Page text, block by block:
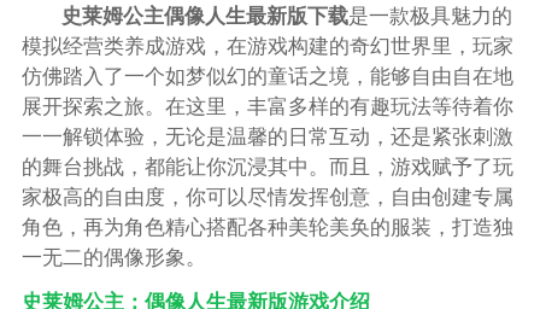
史莱姆公主偶像人生最新版下载是一款极具魅力的
模拟经营类养成游戏，在游戏构建的奇幻世界里，玩家
仿佛踏入了一个如梦似幻的童话之境，能够自由自在地
展开探索之旅。在这里，丰富多样的有趣玩法等待着你
一一解锁体验，无论是温馨的日常互动，还是紧张刺激
的舞台挑战，都能让你沉浸其中。而且，游戏赋予了玩
家极高的自由度，你可以尽情发挥创意，自由创建专属
角色，再为角色精心搭配各种美轮美奂的服装，打造独
一无二的偶像形象。
史莱姆公主：偶像人生最新版游戏介绍